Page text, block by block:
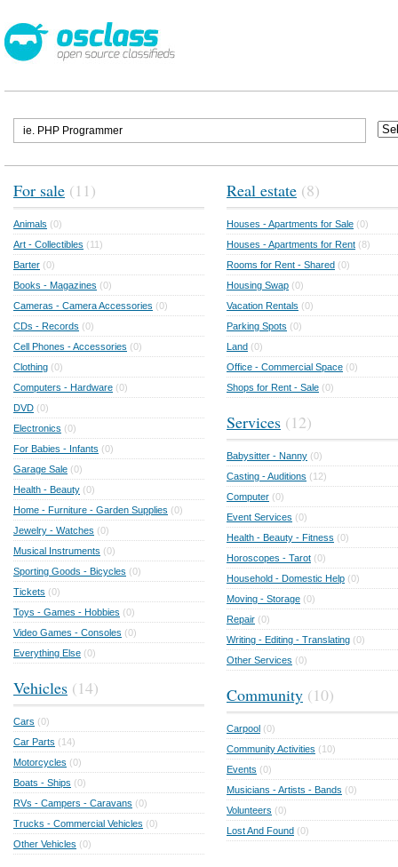
For sale (11)
Animals (0)
Art - Collectibles (11)
Barter (0)
Books - Magazines (0)
Cameras - Camera Accessories (0)
CDs - Records (0)
Cell Phones - Accessories (0)
Clothing (0)
Computers - Hardware (0)
DVD (0)
Electronics (0)
For Babies - Infants (0)
Garage Sale (0)
Health - Beauty (0)
Home - Furniture - Garden Supplies (0)
Jewelry - Watches (0)
Musical Instruments (0)
Sporting Goods - Bicycles (0)
Tickets (0)
Toys - Games - Hobbies (0)
Video Games - Consoles (0)
Everything Else (0)
Vehicles (14)
Cars (0)
Car Parts (14)
Motorcycles (0)
Boats - Ships (0)
RVs - Campers - Caravans (0)
Trucks - Commercial Vehicles (0)
Other Vehicles (0)
Real estate (8)
Houses - Apartments for Sale (0)
Houses - Apartments for Rent (8)
Rooms for Rent - Shared (0)
Housing Swap (0)
Vacation Rentals (0)
Parking Spots (0)
Land (0)
Office - Commercial Space (0)
Shops for Rent - Sale (0)
Services (12)
Babysitter - Nanny (0)
Casting - Auditions (12)
Computer (0)
Event Services (0)
Health - Beauty - Fitness (0)
Horoscopes - Tarot (0)
Household - Domestic Help (0)
Moving - Storage (0)
Repair (0)
Writing - Editing - Translating (0)
Other Services (0)
Community (10)
Carpool (0)
Community Activities (10)
Events (0)
Musicians - Artists - Bands (0)
Volunteers (0)
Lost And Found (0)